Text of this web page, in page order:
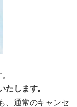
たします。
、通常のキャンセ